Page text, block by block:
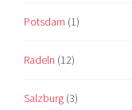
Potsdam (1)
Radeln (12)
Salzburg (3)